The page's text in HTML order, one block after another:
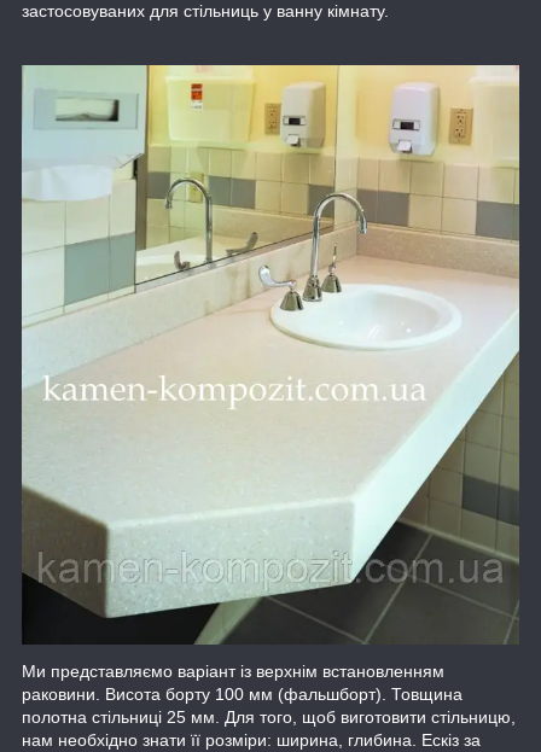
застосовуваних для стільниць у ванну кімнату.
Ми представляємо варіант із верхнім встановленням
раковини. Висота борту 100 мм (фальшборт). Товщина
полотна стільниці 25 мм. Для того, щоб виготовити стільницю,
нам необхідно знати її розміри: ширина, глибина. Ескіз за